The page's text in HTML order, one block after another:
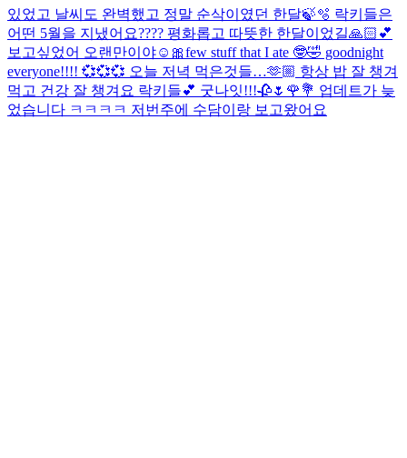
있었고 날씨도 완벽했고 정말 순삭이였던 한달🍃🫧 락키들은
어떤 5월을 지냈어요???? 평화롭고 따뜻한 한달이었길🙏🏻💕
보고싶었어 오랜만이야☺️🎀few stuff that I ate 🤓🤣 goodnight
everyone!!!! 💞💞💞 오늘 저녁 먹은것들…🫶🏼 항상 밥 잘 챙겨
먹고 건강 잘 챙겨요 락키들💕 굿나잇!!!🥀🌷🌹💐 업데트가 늦
었습니다 ㅋㅋㅋㅋ 저번주에 수담이랑 보고왔어요